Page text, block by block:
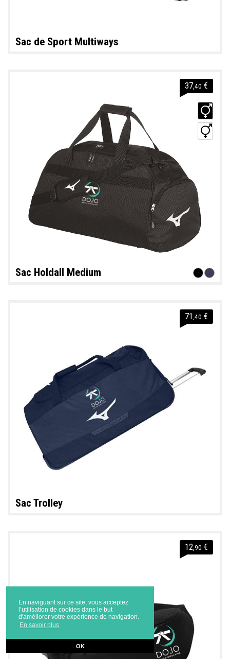
En naviguant sur ce site, vous acceptez
l’utilisation de cookies dans le but
d'améliorer votre expérience de navigation.
En savoir plus
OK
Sac de Sport Multiways
37,40 €
Sac Holdall Medium
71 ,40 €
Sac Trolley
12 ,90 €